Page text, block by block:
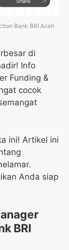
Bank BRI Aceh
di
Info
Funding &
cocok
ini! Artikel ini
Anda siap
BRI